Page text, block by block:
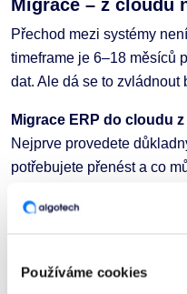
Používáme cookies
Migrace – z cloudu
Přechod mezi systémy
timeframe je 6–18 měsíců
dat. Ale dá se to zvládnout
Migrace ERP do cloudu
Nejprve provedete
potřebujete přenést a co
funguje správně. Až když
Z cloudu na vlastní